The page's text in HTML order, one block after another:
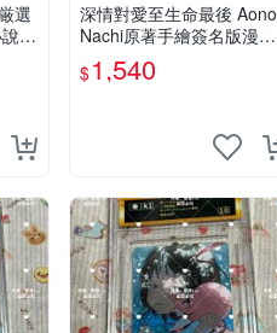
選
家
深情對愛至生命最後 Aono
Nachi原著手繪簽名版漫畫
親筆簽名限定收藏 命終不渝
之戀情 漫畫珍藏品
$1,540